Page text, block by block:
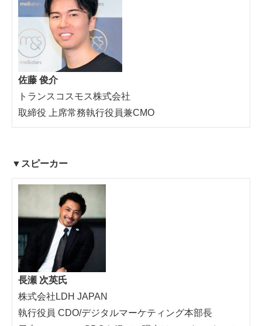
佐藤 俊介
トランスコスモス株式会社
取締役 上席常務執行役員兼CMO
▼スピーカー
長瀬 次英氏
株式会社LDH JAPAN
執行役員 CDO/デジタルマーケティング本部長